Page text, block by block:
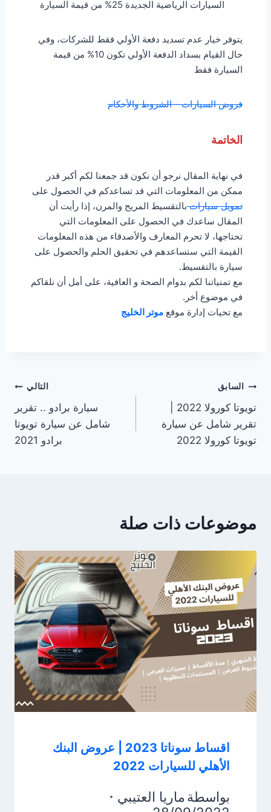
السيارات الرياضية الجديدة 25% من قيمة السيارة
يتوفر خيار عدم تسديد دفعة الأولي فقط للشركات، وفي
حال القيام بسداد الدفعة الأولي تكون 10% من قيمة
السيارة فقط
قروض السيارات – الشروط والأحكام
الخاتمة
في نهاية المقال نرجو أن نكون قد جمعنا لكم أكبر قدر
ممكن من المعلومات التي قد تساعدكم في الحصول على
تمويل سياراتبالتقسيط المريح والمرن، إذا رأيت أن
المقال ساعدك في الحصول على المعلومات التي
تحتاجها، لا تحرم المعارف والأصدقاء من هذه المعلومات
القيمة التي ستساعدهم في تحقيق الحلم والحصول على
سيارة بالتقسيط.
مع تمنياتنا لكم بدوام الصحة و العافية، على أمل أن نلقاكم
في موضوع أخر.
مع تحيات إدارة موقع موتر الخليج
تصفّح
المقالات
السابق
تقرير شامل عن سيارة
تويوتا كورولا 2022
التالي
سيارة برادو .. تقرير
شامل عن سيارة تويوتا
برادو 2021
موضوعات ذات صلة
اقساط سوناتا 2023 | عروض البنك
الأهلي للسيارات 2022
بواسطة ماريا العتيبي